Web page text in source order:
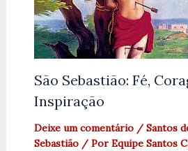
São Sebastião: Fé,
Inspiração
Deixe um comentário / Santos
Sebastião/ Por Equipe Santos